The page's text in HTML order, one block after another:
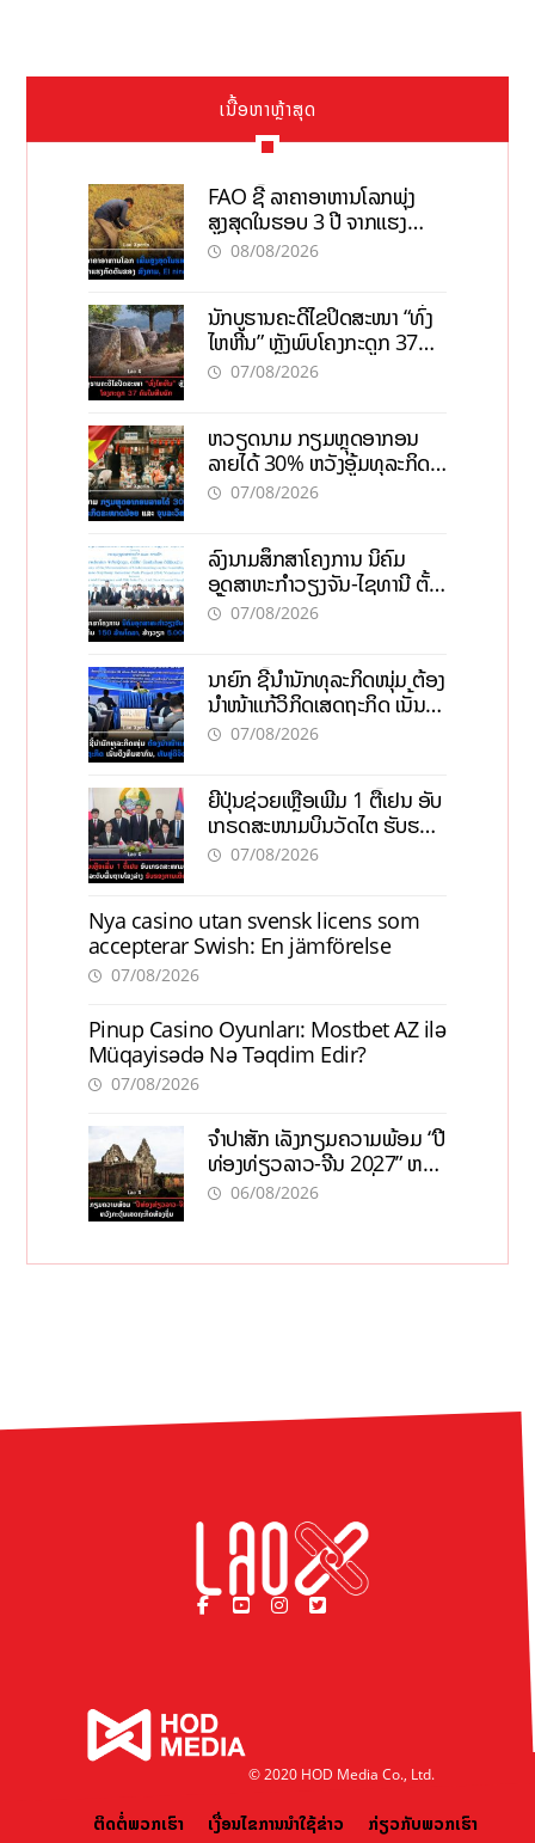
ເນື້ອຫາຫຼ້າສຸດ
FAO ຊີ້ ລາຄາອາຫານໂລກພຸ່ງ
ສູງສຸດໃນຮອບ 3 ປີ ຈາກແຮງ
ກົດດັນຂອງສົງຄາມ, El nino
08/08/2026
ນັກບູຮານຄະດີໄຂປິດສະໜາ “ທົ່ງ
ໄຫຫີນ” ຫຼັງພົບໂຄງກະດູກ 37
ຄົນໃນຫີນຍັກ
07/08/2026
ຫວຽດນາມ ກຽມຫຼຸດອາກອນ
ລາຍໄດ້ 30% ຫວັງອູ້ມທຸລະກິດ
ຂະໜາດນ້ອຍ ແລະ ຈຸນລະ
07/08/2026
ລົງນາມສຶກສາໂຄງການ ນິຄົມ
ອຸດສາຫະກຳວຽງຈັນ-ໄຊທານີ ຕັ້ງ
ເປົ້າດຶງທຶນ 150 ລ້ານໂດລາ, ສ້າງ
07/08/2026
ນາຍົກ ຊີ້ນຳນັກທຸລະກິດໜຸ່ມ ຕ້ອງ
ນຳໜ້າແກ້ວິກິດເສດຖະກິດ ເນັ້ນດຶງ
ທຶນສາກົນ, ຫັນສູ່ດິຈິຕອນ
07/08/2026
ຍີ່ປຸ່ນຊ່ວຍເຫຼືອເພີ່ມ 1 ຕື້ເຢນ ອັບ
ເກຣດສະໜາມບິນວັດໄຕ ຮັບຮອງ
ການເຕີບໂຕ
07/08/2026
Nya casino utan svensk licens som
accepterar Swish: En jämförelse
07/08/2026
Pinup Casino Oyunları: Mostbet AZ ilə
Müqayisədə Nə Təqdim Edir?
07/08/2026
ຈຳປາສັກ ເລັ່ງກຽມຄວາມພ້ອມ “ປີ
ທ່ອງທ່ຽວລາວ-ຈີນ 2027” ຫວັງ
ກະຕຸ້ນເສດຖະກິດທ້ອງຖິ່ນ
06/08/2026
© 2020 HOD Media Co., Ltd.
ຕິດຕໍ່ພວກເຮົາ ເງື່ອນໄຂການນຳໃຊ້ຂ່າວ ກ່ຽວກັບພວກເຮົາ